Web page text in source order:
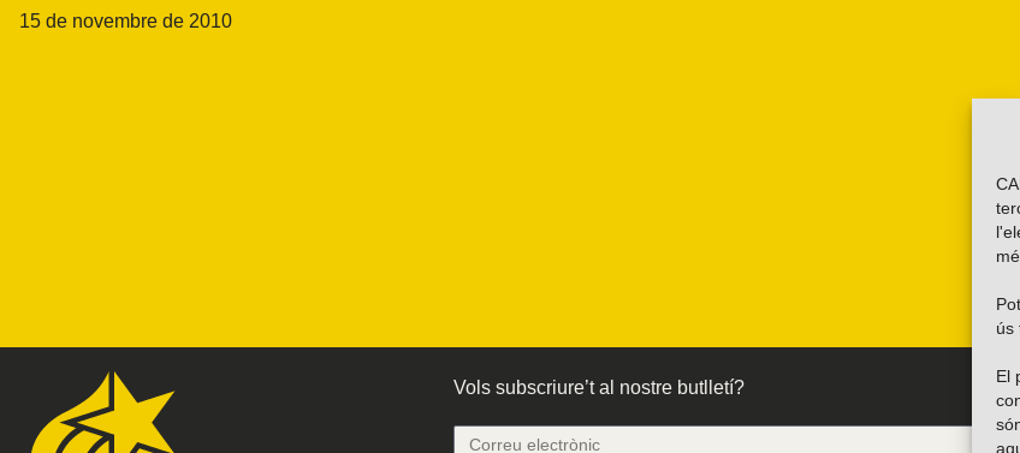
ús
El
15 de novembre de 2010
Vols subscriure’t al nostre butlletí?